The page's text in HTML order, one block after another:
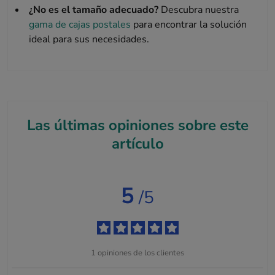
¿No es el tamaño adecuado?Descubra nuestra
gama de cajas postales para encontrar la solución
ideal para sus necesidades.
Las últimas opiniones sobre este
artículo
5 /5
1 opiniones de los clientes